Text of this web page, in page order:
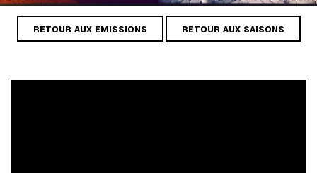
RETOUR AUX EMISSIONS RETOUR AUX SAISONS